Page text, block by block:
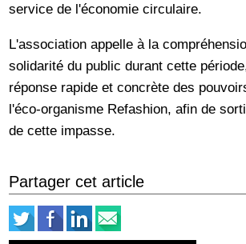
service de l'économie circulaire.
L'association appelle à la
solidarité du public durant cette
réponse rapide et concrète des
l'éco-organisme Refashion, afin de
de cette impasse.
Partager cet article